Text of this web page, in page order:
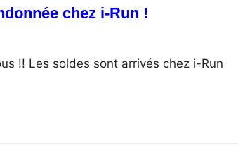
chez i-Run !
!! Les soldes sont arrivés chez i-Run